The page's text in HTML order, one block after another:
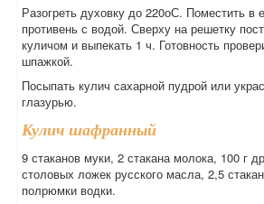
Разогреть духовку до 220оС. Поместить
противень с водой. Сверху на решетку
куличом и выпекать 1 ч. Готовность
шпажкой.
Посыпать кулич сахарной пудрой или
глазурью.
Кулич шафранный
9 стаканов муки, 2 стакана молока, 100 г
столовых ложек русского масла, 2,5
полрюмки водки.